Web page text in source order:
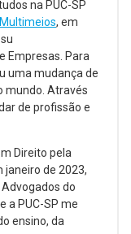
na PUC-SP
, em
Empresas. Para
uma mudança de
mundo. Através
de profissão e
Direito pela
janeiro de 2023,
do
a PUC-SP me
ensino, da